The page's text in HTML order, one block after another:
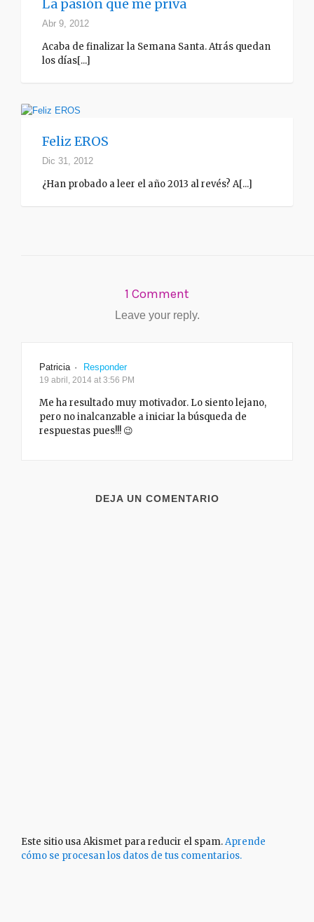
La pasión que me priva
Abr 9, 2012
Acaba de finalizar la Semana Santa. Atrás quedan
los días[...]
Feliz EROS
Dic 31, 2012
¿Han probado a leer el año 2013 al revés? A[...]
1 Comment
Leave your reply.
Patricia · Responder
19 abril, 2014 at 3:56 PM
Me ha resultado muy motivador. Lo siento lejano,
pero no inalcanzable a iniciar la búsqueda de
respuestas pues!!! 😉
DEJA UN COMENTARIO
Este sitio usa Akismet para reducir el spam.Aprende
cómo se procesan los datos de tus comentarios.